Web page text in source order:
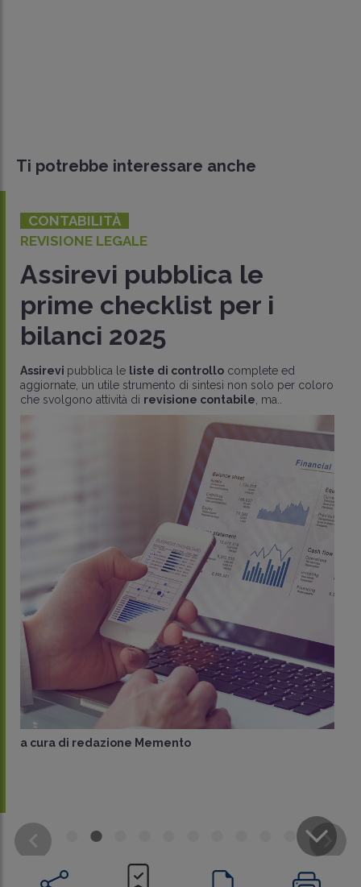
CONDIVIDI
Ti potrebbe interessare anche
CONTABILITÀ
REVISIONE LEGALE
Assirevi pubblica le
prime checklist per i
bilanci 2025
Assirevi pubblica le liste di controllo complete ed
aggiornate, un utile strumento di sintesi non solo per coloro
che svolgono attività di revisione contabile , ma..
a cura di redazione Memento